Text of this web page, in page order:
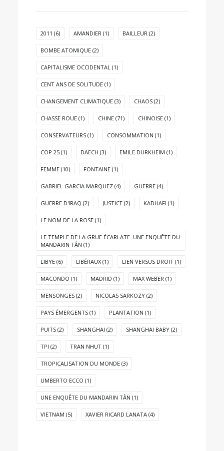
2011 (6) AMANDIER (1) BAILLEUR (2)
BOMBE ATOMIQUE (2)
CAPITALISME OCCIDENTAL (1)
CENT ANS DE SOLITUDE (1)
CHANGEMENT CLIMATIQUE (3) CHAOS (2)
CHASSE ROUE (1) CHINE (71) CHINOISE (1)
CONSERVATEURS (1) CONSOMMATION (1)
COP 25 (1) DAECH (3) EMILE DURKHEIM (1)
FEMME (10) FONTAINE (1)
GABRIEL GARCIA MARQUEZ (4) GUERRE (4)
GUERRE D'IRAQ (2) JUSTICE (2) KADHAFI (1)
LE NOM DE LA ROSE (1)
LE TEMPLE DE LA GRUE ÉCARLATE. UNE ENQUÊTE DU
MANDARIN TÂN (1)
LIBYE (6) LIBÉRAUX (1) LIEN VERSUS DROIT (1)
MACONDO (1) MADRID (1) MAX WEBER (1)
MENSONGES (2) NICOLAS SARKOZY (2)
PAYS ÉMERGENTS (1) PLANTATION (1)
PUITS (2) SHANGHAI (2) SHANGHAI BABY (2)
TPI (2) TRAN NHUT (1)
TROPICALISATION DU MONDE (3)
UMBERTO ECCO (1)
UNE ENQUÊTE DU MANDARIN TÂN (1)
VIETNAM (5) XAVIER RICARD LANATA (4)